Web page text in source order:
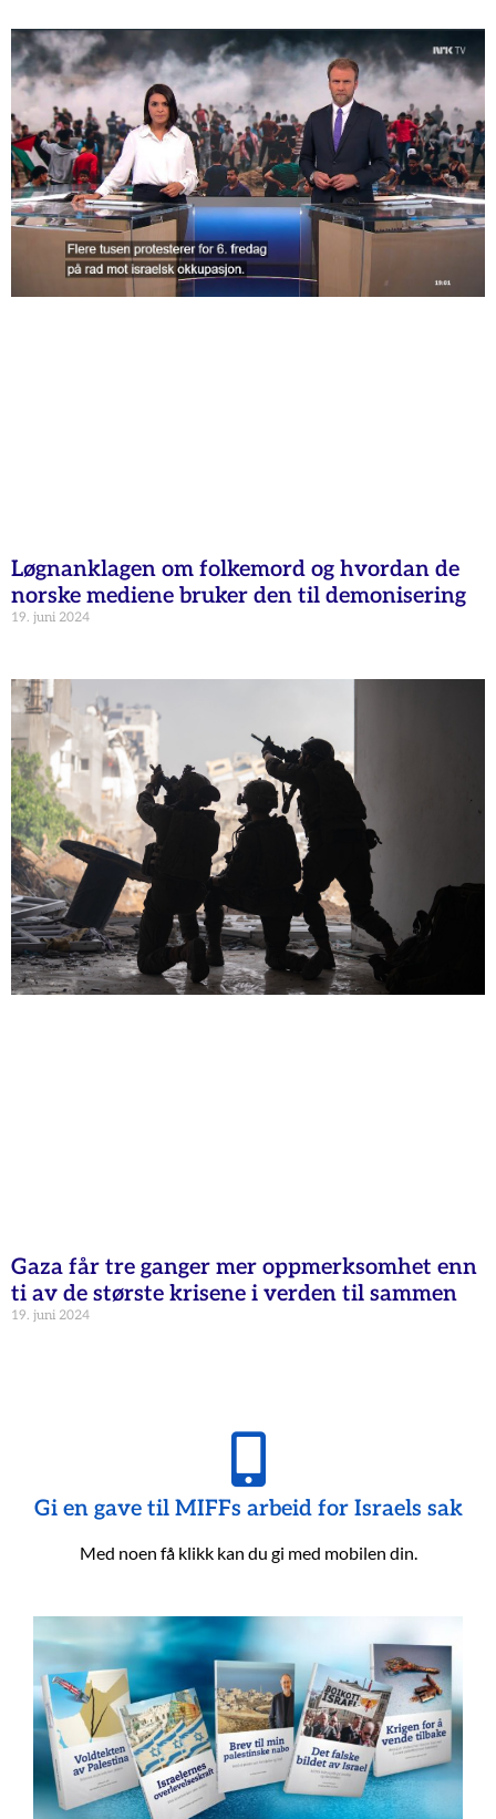
Løgnanklagen om folkemord og hvordan de
norske mediene bruker den til demonisering
19. juni 2024
Gaza får tre ganger mer oppmerksomhet enn
ti av de største krisene i verden til sammen
19. juni 2024
Gi en gave til MIFFs arbeid for Israels sak
Med noen få klikk kan du gi med mobilen din.